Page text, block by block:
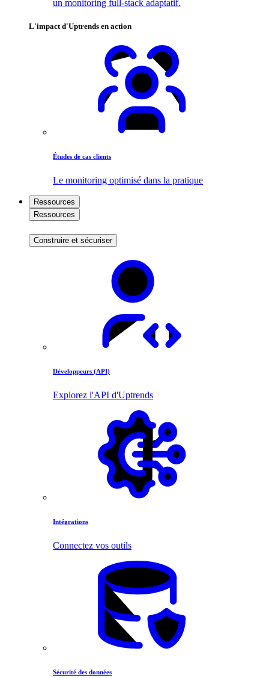
un monitoring full-stack adaptatif.
L'impact d'Uptrends en action
Études de cas clients
Le monitoring optimisé dans la pratique
Ressources
Ressources
Construire et sécuriser
Développeurs (API)
Explorez l'API d'Uptrends
Intégrations
Connectez vos outils
Sécurité des données